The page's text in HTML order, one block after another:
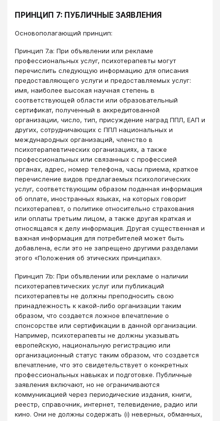
ПРИНЦИП 7: ПУБЛИЧНЫЕ ЗАЯВЛЕНИЯ
Основополагающий принцип:
Принцип 7.a: При объявлении или рекламе
профессиональных услуг, психотерапевты могут
перечислить следующую информацию для описания
предоставляющего услуги и предоставляемых услуг:
имя, наиболее высокая научная степень в
соответствующей области или образовательный
сертификат, полученный в аккредитованной
организации, число, тип, присуждение наград ППЛ, ЕАП и
других, сотрудничающих с ППЛ национальных и
международных организаций, членство в
психотерапевтических организациях, а также
профессиональных или связанных с профессией
органах, адрес, номер телефона, часы приема, краткое
перечисление видов предлагаемых психологических
услуг, соответствующим образом поданная информация
об оплате, иностранных языках, на которых говорит
психотерапевт, о политике относительно страхования
или оплаты третьим лицом, а также другая краткая и
относящаяся к делу информация. Другая существенная и
важная информация для потребителей может быть
добавлена, если это не запрещено другими разделами
этого «Положения об этических принципах».
Принцип 7.b: При объявлении или рекламе о наличии
психотерапевтических услуг или публикаций
психотерапевты не должны преподносить свою
принадлежность к какой-либо организации таким
образом, что создается ложное впечатление о
спонсорстве или сертификации в данной организации.
Например, психотерапевты не должны указывать
европейскую, национальную регистрацию или
организационный статус таким образом, что создается
впечатление, что это свидетельствует о конкретных
профессиональных навыках и подготовке. Публичные
заявления включают, но не ограничиваются
коммуникацией через периодические издания, книги,
реестр, справочник, интернет, телевидение, радио или
кино. Они не должны содержать (i) неверных, обманных,